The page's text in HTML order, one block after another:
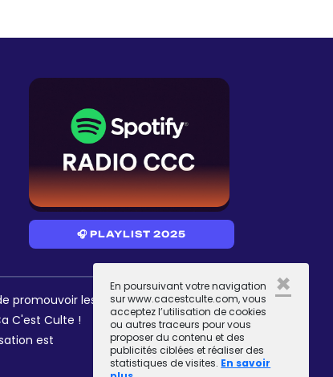
En poursuivant votre navigation
sur www.cacestculte.com, vous
acceptez l’utilisation de cookies
ou autres traceurs pour vous
proposer du contenu et des
publicités ciblées et réaliser des
statistiques de visites. En savoir
×
🎧 PLAYLIST 2025
promouvoir les
C'est Culte !
est
RÉSEAUX